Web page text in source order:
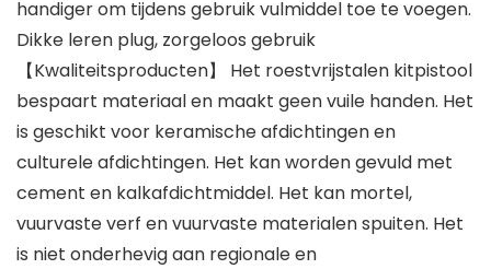
handiger om tijdens gebruik vulmiddel toe te voegen.
Dikke leren plug, zorgeloos gebruik
【Kwaliteitsproducten】 Het roestvrijstalen kitpistool
bespaart materiaal en maakt geen vuile handen. Het
is geschikt voor keramische afdichtingen en
culturele afdichtingen. Het kan worden gevuld met
cement en kalkafdichtmiddel. Het kan mortel,
vuurvaste verf en vuurvaste materialen spuiten. Het
is niet onderhevig aan regionale en